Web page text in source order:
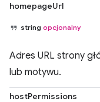
homepageUrl
string opcjonalny
Adres URL strony
lub motywu.
hostPermissions